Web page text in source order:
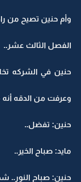
وأم حنين تصيح من
الفصل الثالث عشر..
حنين في الشركه
وعرفت من الدقه
حنين: تفضل..
مايد: صباح الخير..
حنين: صباح النور..